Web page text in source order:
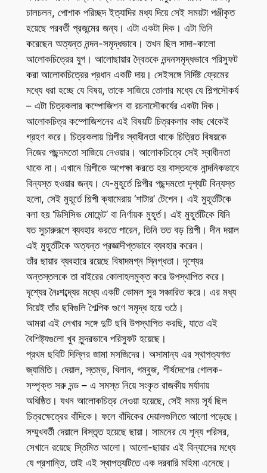
চালচলন, পোশাক পরিচ্ছদ ইত্যাদির মধ্য দিয়ে সেই সময়টা পঞ্জীকৃত
হয়েছে পরবর্তী প্রজন্মের জন্য। এটা একটা দিক। এটা তিনি
করেছেন অত্যন্ত নন্দন-সমৃদ্ধভাবে। তখন ছিল সাদা-কালো
আলোকচিত্রের যুগ। আলোছায়ার দ্বৈতকে নন্দনসমৃদ্ধভাবে পরিস্ফুট
করা আলোকচিত্রের প্রধান একটি দায়। সেইসঙ্গে নির্দিষ্ট ফ্রেমের
মধ্যে ধরা হচ্ছে যে বিষয়, তাকে সাজিয়ে তোলার মধ্যে যে শিল্পসৌকর্য
– এটা চিত্রকলার কম্পোজিশন বা রচনাসৌকর্যের একটা দিক।
আলোকচিত্র কম্পোজিশনের এই বিষয়টি চিত্রকলার কাছ থেকেই
গ্রহণ করে। চিত্রকলায় শিল্পীর স্বাধীনতা থাকে চিত্রিত বিষয়কে
নিজের পছন্দমতো সাজিয়ে নেওয়ার। আলোকচিত্রে সেই স্বাধীনতা
থাকে না। এখানে শিল্পীকে অপেক্ষা করতে হয় বাস্তবকে নান্দনিকভাবে
বিন্যস্ত হওয়ার জন্য। যে-মুহূর্তে শিল্পীর পছন্দমতো দৃশ্যটি বিন্যস্ত
হলো, সেই মুহূর্তে শিল্পী ক্যামেরায় ‘শাটার’ টেপেন। এই মুহূর্তটিকে
বলা হয় ‘ডিসিসিভ মোমেন্ট’ বা নির্ণায়ক মুহূর্ত। এই মুহূর্তটিকে যিনি
যত সুচারুরূপে ব্যবহার করতে পারেন, তিনি তত বড় শিল্পী। দীন দয়াল
এই মুহূর্তটিকে অত্যন্ত প্রজ্ঞাদীপ্তভাবে ব্যবহার করেন।
তাঁর ছায়ার ব্যবহারে রয়েছে বিষাদমগ্ন স্নিগ্ধতা। দৃশ্যের
অন্তস্তলকে তা বাইরের কোলাহলমুক্ত করে উপস্থাপিত করে।
দৃশ্যের নৈঃশব্দ্যের মধ্যে একটি কোমল সুর সঞ্চারিত করে। এর মধ্য
দিয়েই তাঁর ছবিগুলি শৈল্পিক গুণে সমৃদ্ধ হয়ে ওঠে।
আমরা এই লেখার সঙ্গে দুটি ছবি উপস্থাপিত করছি, যাতে এই
বৈশিষ্ট্যগুলো খুব সুন্দরভাবে পরিস্ফুট হয়েছে।
প্রথম ছবিটি দিল্লির জামা মসজিদের। অসামান্য এর স্থাপত্যগত
জ্যামিতি। দেয়াল, স্তম্ভ, খিলান, গম্বুজ, শীর্ষদেশের গোলক-
সম্পৃক্ত সরু দন্ড – এ সমস্ত নিয়ে সংকৃত রাজকীয় মর্যাদায়
অধিষ্ঠিত। যখন আলোকচিত্র নেওয়া হয়েছে, সেই সময় সূর্য ছিল
চিত্রক্ষেত্রের বাঁদিকে। ফলে বাঁদিকের দেয়ালগুলিতে আলো পড়েছে।
সম্মুখবর্তী দেয়ালে বিস্তৃত হয়েছে ছায়া। সামনের যে শূন্য পরিসর,
সেখানে রয়েছে স্তিমিত আলো। আলো-ছায়ার এই বিন্যাসের মধ্যে
যে প্রশান্তি, তাই এই স্থাপত্যটিতে এক দরবারি মহিমা এনেছে।